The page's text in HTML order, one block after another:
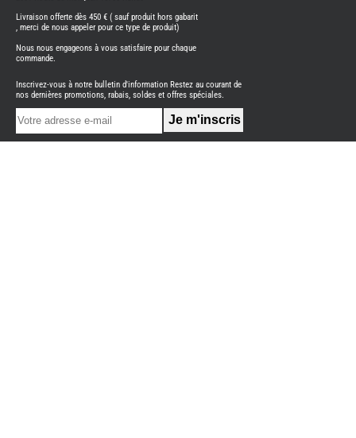
OCCASION
CARADO
NEUFS
FOURGON
BENIMAR
FOURGON
Livraison offerte dès 450 € ( sauf produit hors gabarit
, merci de nous appeler pour ce type de produit)
Nous nous engageons à vous satisfaire pour chaque
commande.
Inscrivez-vous à notre bulletin d'information Restez au courant de
nos dernières promotions, rabais, soldes et offres spéciales.